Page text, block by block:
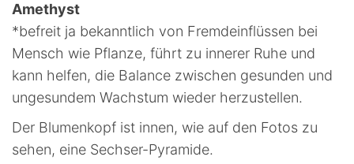
Amethyst
*befreit ja bekanntlich von Fremdeinflüssen bei
Mensch wie Pflanze, führt zu innerer Ruhe und
kann helfen, die Balance zwischen gesunden und
ungesundem Wachstum wieder herzustellen.
Der Blumenkopf ist innen, wie auf den Fotos zu
sehen, eine Sechser-Pyramide.